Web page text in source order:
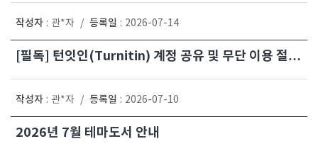
작성자 : 관*자 / 등록일 : 2026-07-14
[필독] 턴잇인(Turnitin) 계정 공유 및 무단 이용 절…
작성자 : 관*자 / 등록일 : 2026-07-10
2026년 7월 테마도서 안내